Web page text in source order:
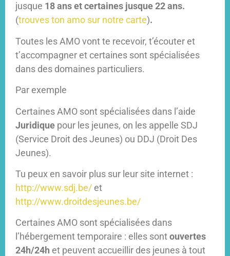
jusque 18 ans et certaines jusque 22 ans.
(trouves ton amo sur notre carte).
Toutes les AMO vont te recevoir, t’écouter et
t’accompagner et certaines sont spécialisées
dans des domaines particuliers.
Par exemple
Certaines AMO sont spécialisées dans l’aide
Juridique pour les jeunes, on les appelle SDJ
(Service Droit des Jeunes) ou DDJ (Droit Des
Jeunes).
Tu peux en savoir plus sur leur site internet :
http://www.sdj.be/ et
http://www.droitdesjeunes.be/
Certaines AMO sont spécialisées dans
l’hébergement temporaire : elles sontouvertes
24h/24h et peuvent accueillir des jeunes à tout